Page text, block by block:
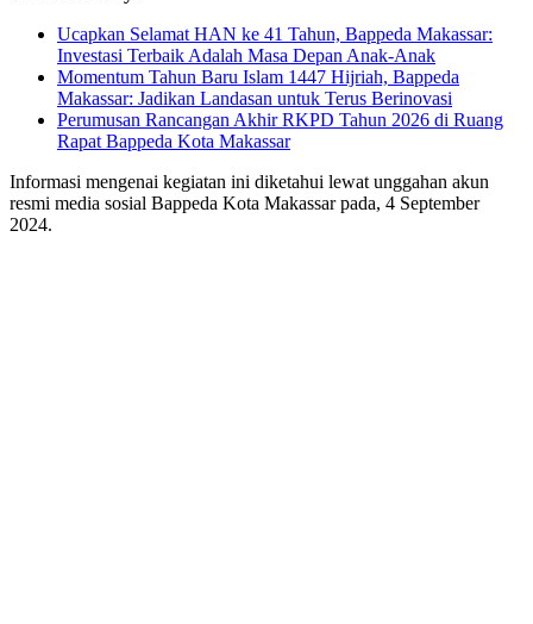
Ucapkan Selamat HAN ke 41 Tahun, Bappeda Makassar:
Investasi Terbaik Adalah Masa Depan Anak-Anak
Momentum Tahun Baru Islam 1447 Hijriah, Bappeda
Makassar: Jadikan Landasan untuk Terus Berinovasi
Perumusan Rancangan Akhir RKPD Tahun 2026 di Ruang
Rapat Bappeda Kota Makassar
Informasi mengenai kegiatan ini diketahui lewat unggahan akun
resmi media sosial Bappeda Kota Makassar pada, 4 September
2024.